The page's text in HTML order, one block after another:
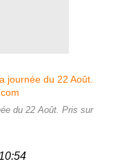
du 22 Août. Pris sur